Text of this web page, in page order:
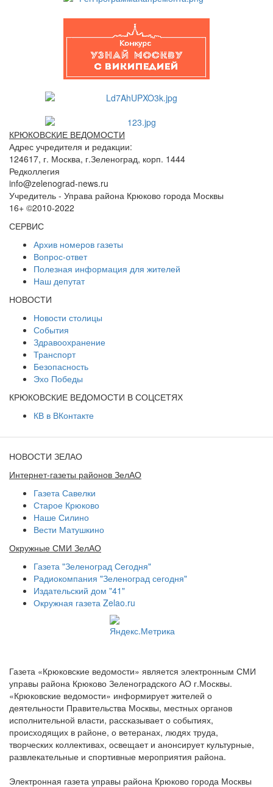
КРЮКОВСКИЕ ВЕДОМОСТИ
Адрес учредителя и редакции:
124617, г. Москва, г.Зеленоград, корп. 1444
Редколлегия
info@zelenograd-news.ru
Учредитель - Управа района Крюково города Москвы
16+ ©2010-2022
СЕРВИС
Архив номеров газеты
Вопрос-ответ
Полезная информация для жителей
Наш депутат
НОВОСТИ
Новости столицы
События
Здравоохранение
Транспорт
Безопасность
Эхо Победы
КРЮКОВСКИЕ ВЕДОМОСТИ В СОЦСЕТЯХ
КВ в ВКонтакте
НОВОСТИ ЗЕЛАО
Интернет-газеты районов ЗелАО
Газета Савелки
Старое Крюково
Наше Силино
Вести Матушкино
Окружные СМИ ЗелАО
Газета "Зеленоград Сегодня"
Радиокомпания "Зеленоград сегодня"
Издательский дом "41"
Окружная газета Zelao.ru
Газета «Крюковские ведомости» является электронным СМИ
управы района Крюково Зеленоградского АО г.Москвы.
«Крюковские ведомости» информирует жителей о
деятельности Правительства Москвы, местных органов
исполнительной власти, рассказывает о событиях,
происходящих в районе, о ветеранах, людях труда,
творческих коллективах, освещает и анонсирует культурные,
развлекательные и спортивные мероприятия района.
Электронная газета управы района Крюково города Москвы